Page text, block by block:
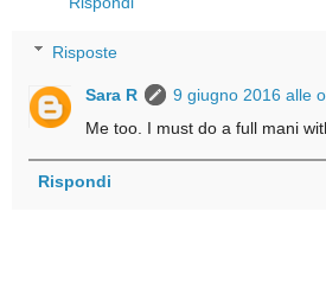
Risposte
Sara R
9 giugno 2016 alle
Me too. I must do a full mani
Rispondi